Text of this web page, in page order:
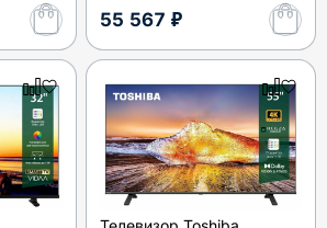
55 567 ₽